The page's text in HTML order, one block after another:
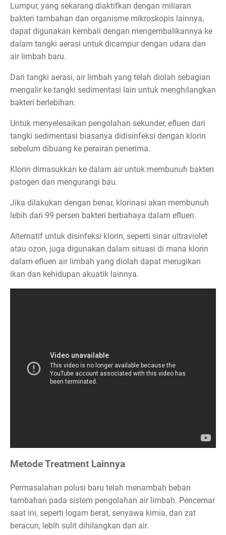
Lumpur, yang sekarang diaktifkan dengan miliaran
bakteri tambahan dan organisme mikroskopis lainnya,
dapat digunakan kembali dengan mengembalikannya ke
dalam tangki aerasi untuk dicampur dengan udara dan
air limbah baru.
Dari tangki aerasi, air limbah yang telah diolah sebagian
mengalir ke tangki sedimentasi lain untuk menghilangkan
bakteri berlebihan.
Untuk menyelesaikan pengolahan sekunder, efluen dari
tangki sedimentasi biasanya didisinfeksi dengan klorin
sebelum dibuang ke perairan penerima.
Klorin dimasukkan ke dalam air untuk membunuh bakteri
patogen dan mengurangi bau.
Jika dilakukan dengan benar, klorinasi akan membunuh
lebih dari 99 persen bakteri berbahaya dalam efluen.
Alternatif untuk disinfeksi klorin, seperti sinar ultraviolet
atau ozon, juga digunakan dalam situasi di mana klorin
dalam efluen air limbah yang diolah dapat merugikan
ikan dan kehidupan akuatik lainnya.
Metode Treatment Lainnya
Permasalahan polusi baru telah menambah beban
tambahan pada sistem pengolahan air limbah. Pencemar
saat ini, seperti logam berat, senyawa kimia, dan zat
beracun, lebih sulit dihilangkan dari air.